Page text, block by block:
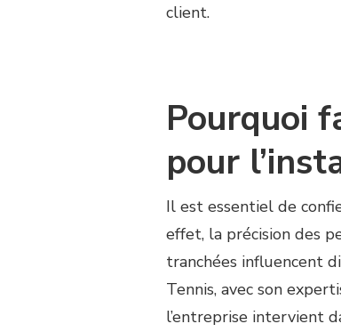
client.
Pourquoi
pour
Il est essentiel de
effet, la précision des
tranchées influencent
Tennis, avec son
l’entreprise intervient